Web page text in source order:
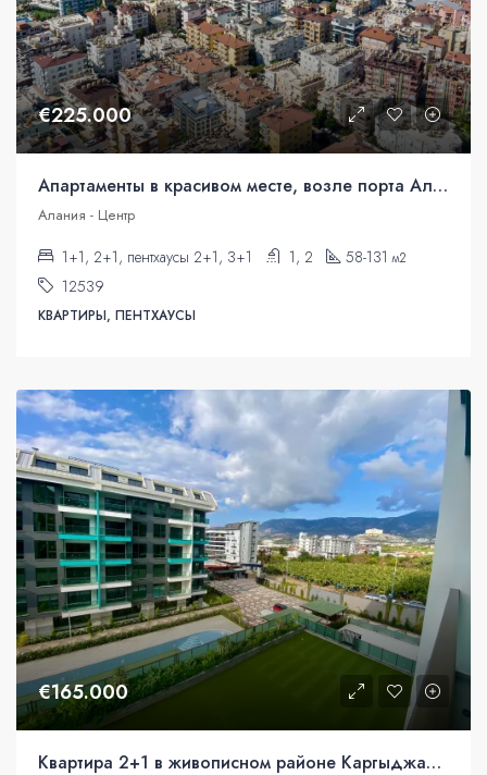
€225.000
Апартаменты в красивом месте, возле порта Аланьи.
Алания - Центр
1+1, 2+1, пентхаусы 2+1, 3+1 1, 2 58-131 м2
12539
КВАРТИРЫ, ПЕНТХАУСЫ
€165.000
Квартира 2+1 в живописном районе Каргыджак, Аланья